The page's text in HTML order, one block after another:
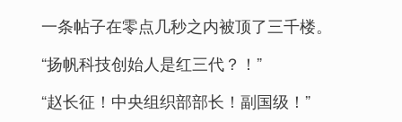
一条帖子在零点几秒之内被顶了三千楼。
“扬帆科技创始人是红三代？！”
“赵长征！中央组织部部长！副国级！”